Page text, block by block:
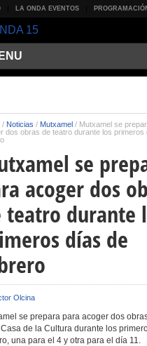
LA ONDA EVENTOS
/ Noticias / Mutxamel / Mutxamel se
dos obras de teatro durante los primeros
se
acoger dos
teatro durante
días de
Olcina
se prepara para acoger dos
de la Cultura durante los
una para el 4 y otra para el día 11.